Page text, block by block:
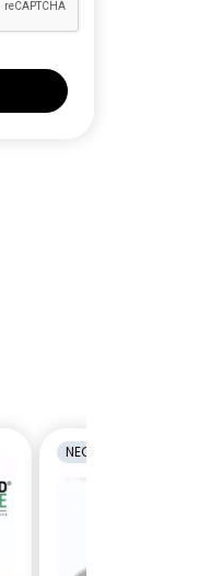
NEOPATENTATI